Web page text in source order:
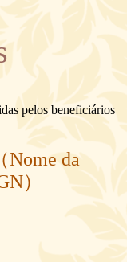
pelos beneficiários
da
）